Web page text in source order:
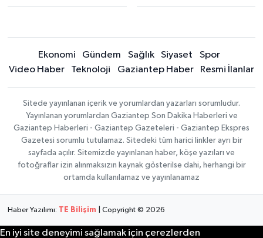
Ekonomi Gündem Sağlık Siyaset
Spor
Video Haber
Teknoloji Gaziantep Haber Resmi İlanlar
Sitede yayınlanan içerik ve yorumlardan yazarları sorumludur.
Yayınlanan yorumlardan Gaziantep Son Dakika Haberleri ve
Gaziantep Haberleri - Gaziantep Gazeteleri - Gaziantep Ekspres
Gazetesi sorumlu tutulamaz. Sitedeki tüm harici linkler ayrı bir
sayfada açılır. Sitemizde yayınlanan haber, köşe yazıları ve
fotoğraflar izin alınmaksızın kaynak gösterilse dahi, herhangi bir
ortamda kullanılamaz ve yayınlanamaz
Haber Yazılımı: TE Bilişim | Copyright © 2026
En iyi site deneyimi sağlamak için çerezlerden